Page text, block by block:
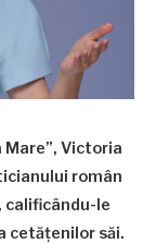
Victoria
român
calificându-le
cetățenilor săi.